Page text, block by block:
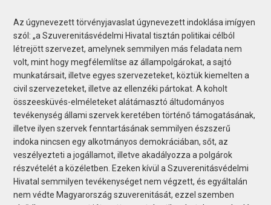
Az úgynevezett törvényjavaslat úgynevezett indoklása imígyen
szól: „a Szuverenitásvédelmi Hivatal tisztán politikai célból
létrejött szervezet, amelynek semmilyen más feladata nem
volt, mint hogy megfélemlítse az állampolgárokat, a sajtó
munkatársait, illetve egyes szervezeteket, köztük kiemelten a
civil szervezeteket, illetve az ellenzéki pártokat. A koholt
összeesküvés-elméleteket alátámasztó áltudományos
tevékenység állami szervek keretében történő támogatásának,
illetve ilyen szervek fenntartásának semmilyen észszerű
indoka nincsen egy alkotmányos demokráciában, sőt, az
veszélyezteti a jogállamot, illetve akadályozza a polgárok
részvételét a közéletben. Ezeken kívül a Szuverenitásvédelmi
Hivatal semmilyen tevékenységet nem végzett, és egyáltalán
nem védte Magyarország szuverenitását, ezzel szemben